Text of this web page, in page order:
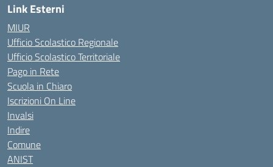
Link Esterni
MIUR
Ufficio Scolastico Regionale
Ufficio Scolastico Territoriale
Pago in Rete
Scuola in Chiaro
Iscrizioni On Line
Invalsi
Indire
Comune
ANIST